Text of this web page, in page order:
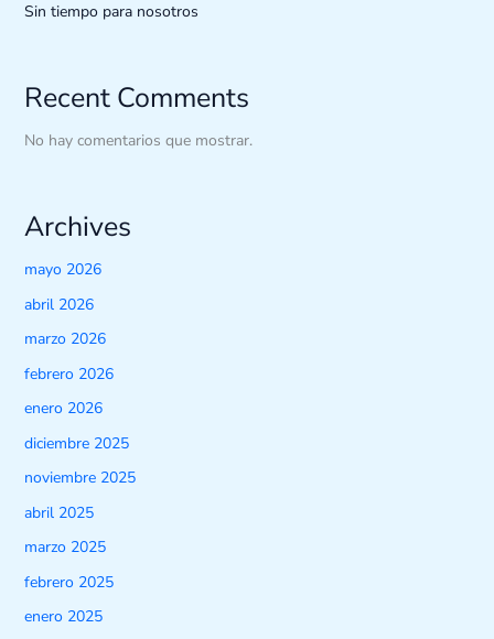
Sin tiempo para nosotros
Recent Comments
No hay comentarios que mostrar.
Archives
mayo 2026
abril 2026
marzo 2026
febrero 2026
enero 2026
diciembre 2025
noviembre 2025
abril 2025
marzo 2025
febrero 2025
enero 2025